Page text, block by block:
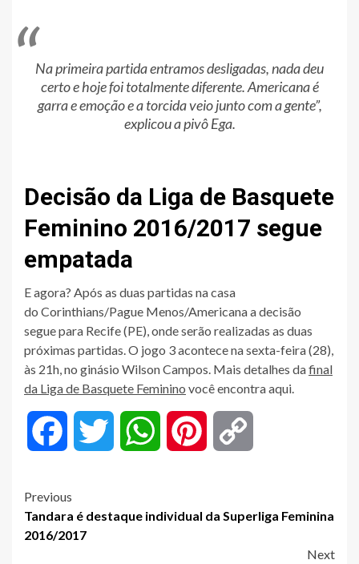
Na primeira partida entramos desligadas, nada deu
certo e hoje foi totalmente diferente. Americana é
garra e emoção e a torcida veio junto com a gente”,
explicou a pivô Ega.
Decisão da Liga de Basquete
Feminino 2016/2017 segue
empatada
E agora? Após as duas partidas na casa
do Corinthians/Pague Menos/Americana a decisão
segue para Recife (PE), onde serão realizadas as duas
próximas partidas. O jogo 3 acontece na sexta-feira (28),
às 21h, no ginásio Wilson Campos. Mais detalhes dafinal
da Liga de Basquete Feminino você encontra aqui.
Facebook Twitter WhatsAppPinterest
Post
navigation
Previous
Tandara é destaque individual da Superliga Feminina
2016/2017
Next